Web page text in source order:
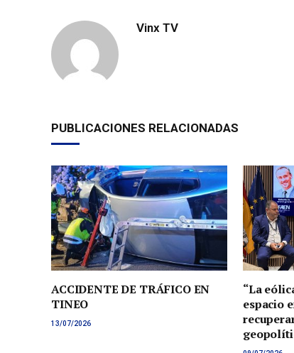
Vinx TV
PUBLICACIONES RELACIONADAS
ACCIDENTE DE TRÁFICO EN
TINEO
13/07/2026
“La
espacio